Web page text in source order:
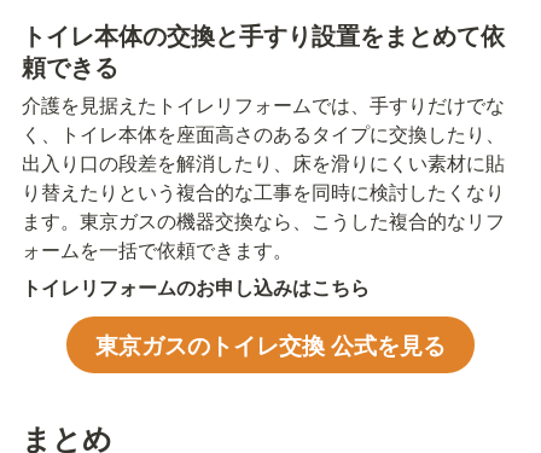
トイレ本体の交換と手すり設置をまとめて依
頼できる
介護を見据えたトイレリフォームでは、手すりだけでな
く、トイレ本体を座面高さのあるタイプに交換したり、
出入り口の段差を解消したり、床を滑りにくい素材に貼
り替えたりという複合的な工事を同時に検討したくなり
ます。東京ガスの機器交換なら、こうした複合的なリフ
ォームを一括で依頼できます。
トイレリフォームのお申し込みはこちら
東京ガスのトイレ交換 公式を見る
まとめ